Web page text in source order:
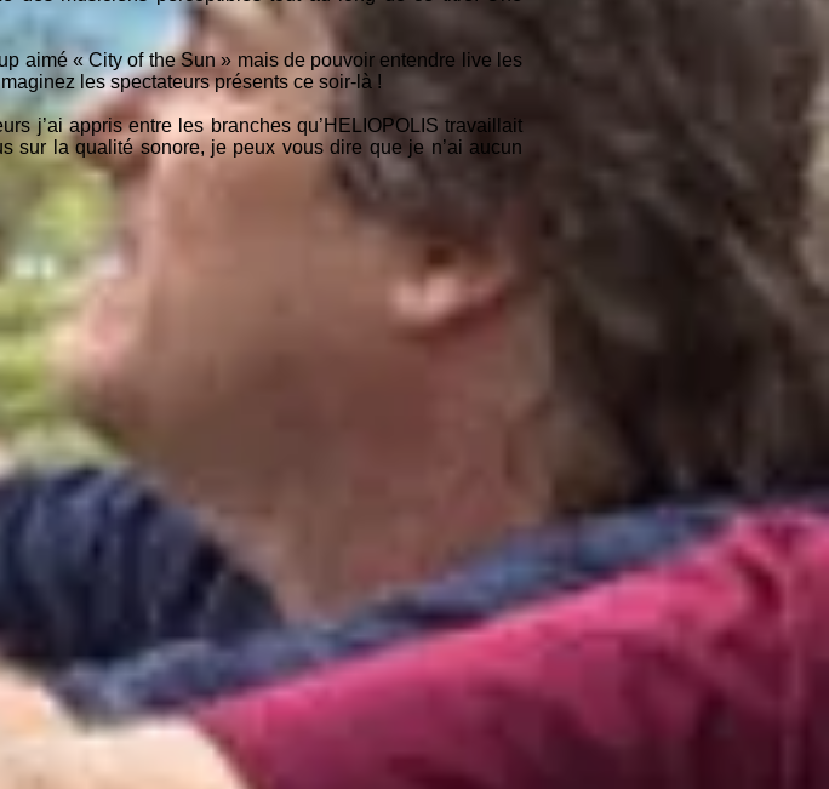
aimé « City of the Sun » mais de pouvoir entendre live les
les spectateurs présents ce soir-là !
j’ai appris entre les branches qu’HELIOPOLIS travaillait
sur la qualité sonore, je peux vous dire que je n’ai aucun